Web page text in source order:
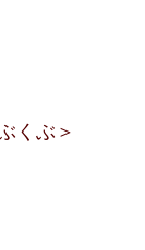
くぶ＞